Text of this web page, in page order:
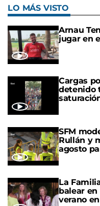
LO MÁS VISTO
Arnau
jugar en
Cargas
detenido
SFM
Rullán y
agosto
La
balear
verano